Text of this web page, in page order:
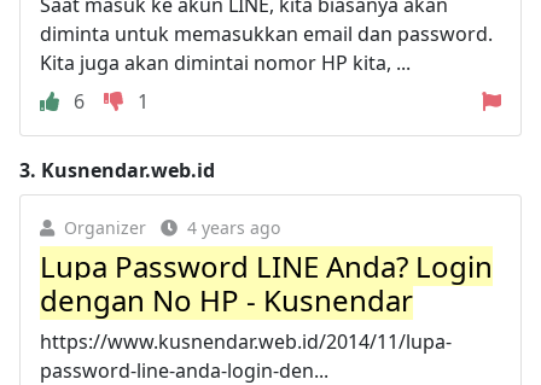
diminta untuk memasukkan email dan password.
Kita juga akan dimintai nomor HP kita, ...
6
1
3. Kusnendar.web.id
Organizer 4 years ago
Lupa Password LINE Anda? Login
dengan No HP - Kusnendar
https://www.kusnendar.web.id/2014/11/lupa-
password-line-anda-login-den...